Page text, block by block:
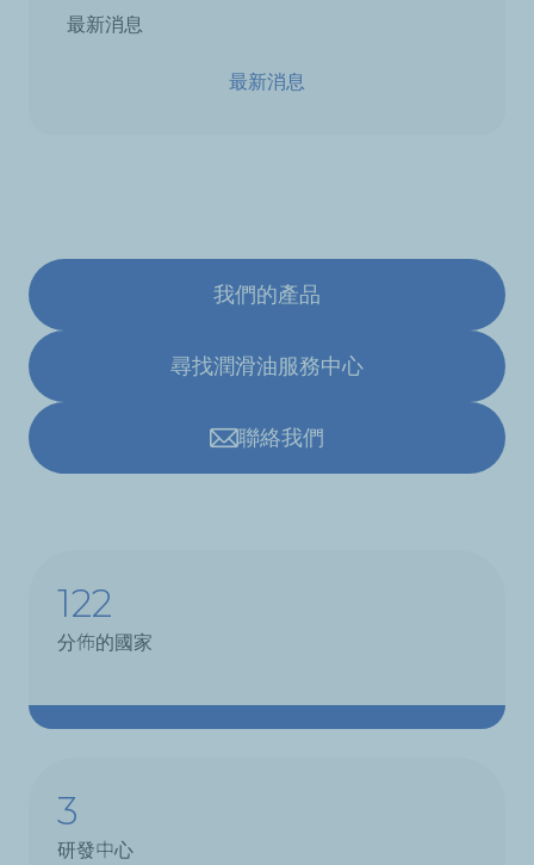
最新消息
最新消息
我們的產品
尋找潤滑油服務中心
聯絡我們
122
分佈的國家
3
研發中心